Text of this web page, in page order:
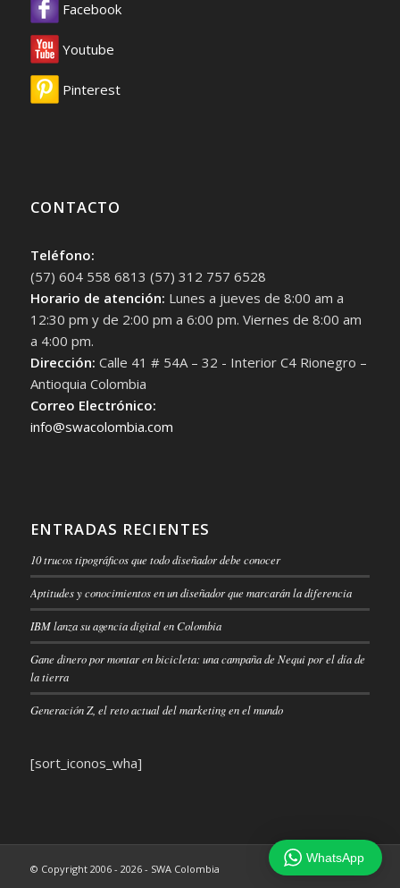
Facebook
Youtube
Pinterest
CONTACTO
Teléfono:
(57) 604 558 6813 (57) 312 757 6528
Horario de atención: Lunes a jueves de 8:00 am a
12:30 pm y de 2:00 pm a 6:00 pm. Viernes de 8:00 am
a 4:00 pm.
Dirección: Calle 41 # 54A – 32 - Interior C4 Rionegro –
Antioquia Colombia
Correo Electrónico:
info@swacolombia.com
ENTRADAS RECIENTES
10 trucos tipográficos que todo diseñador debe conocer
Aptitudes y conocimientos en un diseñador que marcarán la diferencia
IBM lanza su agencia digital en Colombia
Gane dinero por montar en bicicleta: una campaña de Nequi por el día de
la tierra
Generación Z, el reto actual del marketing en el mundo
[sort_iconos_wha]
© Copyright 2006 - 2026 - SWA Colombia
WhatsApp